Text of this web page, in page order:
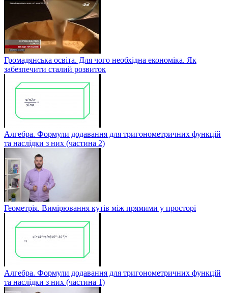
Громадянська освіта. Для чого необхідна економіка. Як
забезпечити сталий розвиток
Алгебра. Формули додавання для тригонометричних функцій
та наслідки з них (частина 2)
Геометрія. Вимірювання кутів між прямими у просторі
Алгебра. Формули додавання для тригонометричних функцій
та наслідки з них (частина 1)